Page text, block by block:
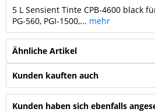
5 L Sensient Tinte CPB-4600 black
PG-560, PGI-1500,... mehr
Ähnliche Artikel
Kunden kauften auch
Kunden haben sich ebenfalls